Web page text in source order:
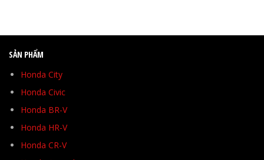
SẢN PHẨM
Honda City
Honda Civic
Honda BR-V
Honda HR-V
Honda CR-V